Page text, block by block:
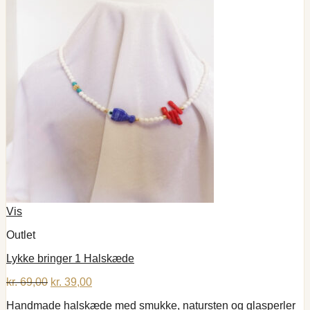
Vis
Outlet
Lykke bringer 1 Halskæde
kr.69,00 Den
pris
kr. 39,00Den
pris
Handmade halskæde med smukke, natursten og glasperler